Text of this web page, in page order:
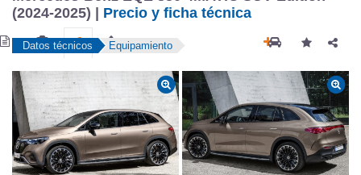
Mercedes-Benz EQE 350 4MATIC SUV Edition
(2024-2025) |
Precio y ficha técnica